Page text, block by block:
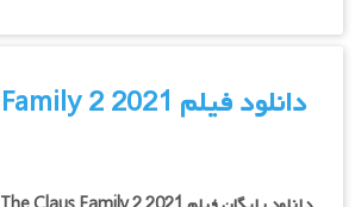
دانلود فیلم The Claus Family 2 2021